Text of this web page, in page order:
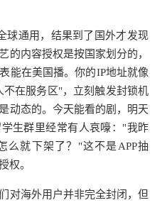
球通用，结果到了国外才发现
的内容授权是按国家划分的，
能在美国播。你的IP地址就像
在服务区"，立刻触发封锁机
动态的。今天能看的剧，明天
生群里经常有人哀嚎："我昨
么就下架了？"这不是APP抽
权。
对海外用户并非完全封闭，但